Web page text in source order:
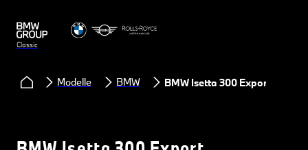
Classic
Modelle BMW BMW Isetta 300 Export